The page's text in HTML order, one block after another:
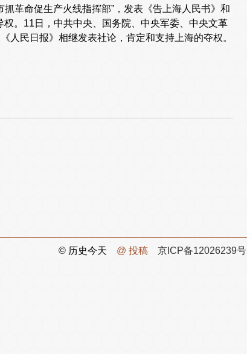
革命促生产火线指挥部”，发表《告上海人民书》和
。11日，中共中央、国务院、中央军委、中央文革
人民日报》相继发表社论，肯定和支持上海的夺权。
© 历史今天 @ 投稿 京ICP备12026239号